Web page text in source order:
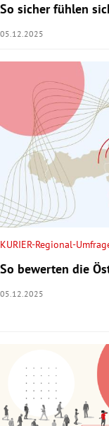
So sicher fühlen
05.12.2025
KURIER-Regional-
So bewerten die
05.12.2025